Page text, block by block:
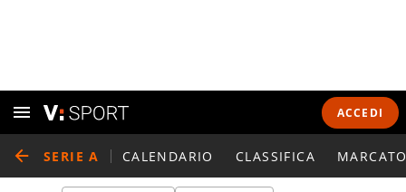
ACCEDI
SERIE A CALENDARIO CLASSIFICA